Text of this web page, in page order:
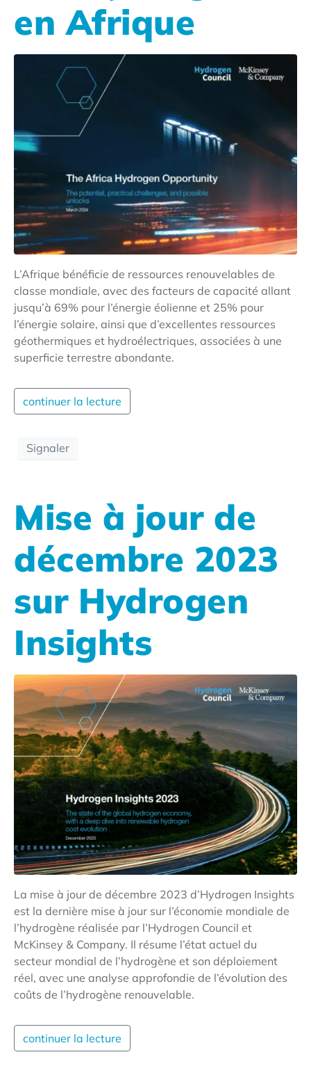
en Afrique
L’Afrique bénéficie de ressources renouvelables de
classe mondiale, avec des facteurs de capacité allant
jusqu’à 69% pour l’énergie éolienne et 25% pour
l’énergie solaire, ainsi que d’excellentes ressources
géothermiques et hydroélectriques, associées à une
superficie terrestre abondante.
continuer la lecture
Signaler
Mise à jour de
décembre 2023
sur Hydrogen
Insights
La mise à jour de décembre 2023 d’Hydrogen Insights
est la dernière mise à jour sur l’économie mondiale de
l’hydrogène réalisée par l’Hydrogen Council et
McKinsey & Company. Il résume l’état actuel du
secteur mondial de l’hydrogène et son déploiement
réel, avec une analyse approfondie de l’évolution des
coûts de l’hydrogène renouvelable.
continuer la lecture